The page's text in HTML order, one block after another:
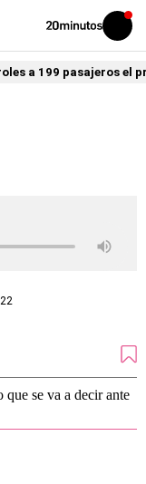
Volver
Iniciar
sesión
a 199 pasajeros el
que se va a decir ante